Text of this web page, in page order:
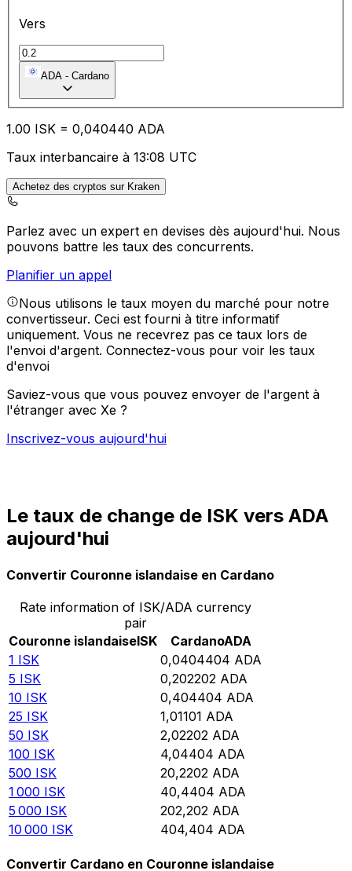
Vers
ADA - Cardano
1.00 ISK = 0,040440 ADA
Taux interbancaire à 13:08 UTC
Achetez des cryptos sur Kraken
Parlez avec un expert en devises dès aujourd'hui. Nous
pouvons battre les taux des concurrents.
Planifier un appel
Nous utilisons le taux moyen du marché pour notre
convertisseur. Ceci est fourni à titre informatif
uniquement. Vous ne recevrez pas ce taux lors de
l'envoi d'argent. Connectez-vous pour voir les taux
d'envoi
Saviez-vous que vous pouvez envoyer de l'argent à
l'étranger avec Xe ?
Inscrivez-vous aujourd'hui
Le taux de change de ISK vers ADA
aujourd'hui
Convertir Couronne islandaise en Cardano
Rate information of ISK/ADA currency
pair
Couronne islandaiseISK CardanoADA
1 ISK 0,0404404 ADA
5 ISK 0,202202 ADA
10 ISK 0,404404 ADA
25 ISK 1,01101 ADA
50 ISK 2,02202 ADA
100 ISK 4,04404 ADA
500 ISK 20,2202 ADA
1 000 ISK 40,4404 ADA
5 000 ISK 202,202 ADA
10 000 ISK 404,404 ADA
Convertir Cardano en Couronne islandaise